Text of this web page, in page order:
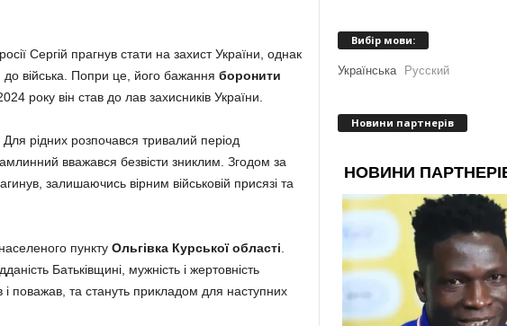
Сергій прагнув стати на захист України, однак
до війська. Попри це, його бажання боронити
року він став до лав захисників України.
Для рідних розпочався тривалий період
вважався безвісти зниклим. Згодом за
залишаючись вірним військовій присязі та
пункту Ольгівка Курської області
Батьківщині, мужність і жертовність
поважав, та стануть прикладом для наступних
Вибір мови:
Українська Русский
Новини партнерів